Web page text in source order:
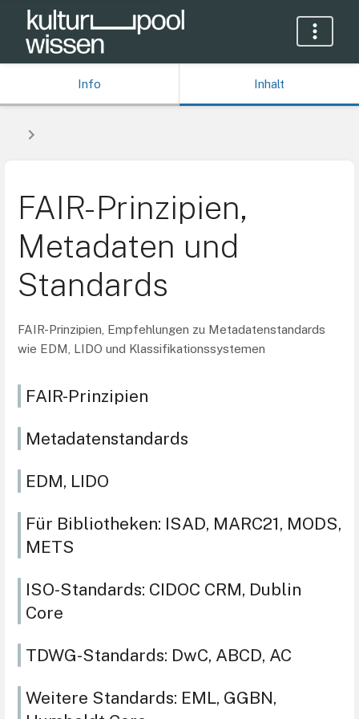
Info Inhalt
FAIR-Prinzipien,
Metadaten und
Standards
FAIR-Prinzipien, Empfehlungen zu Metadatenstandards
wie EDM, LIDO und Klassifikationssystemen
FAIR-Prinzipien
Metadatenstandards
EDM, LIDO
Für Bibliotheken: ISAD, MARC21, MODS,
METS
ISO-Standards: CIDOC CRM, Dublin
Core
TDWG-Standards: DwC, ABCD, AC
Weitere Standards: EML, GGBN,